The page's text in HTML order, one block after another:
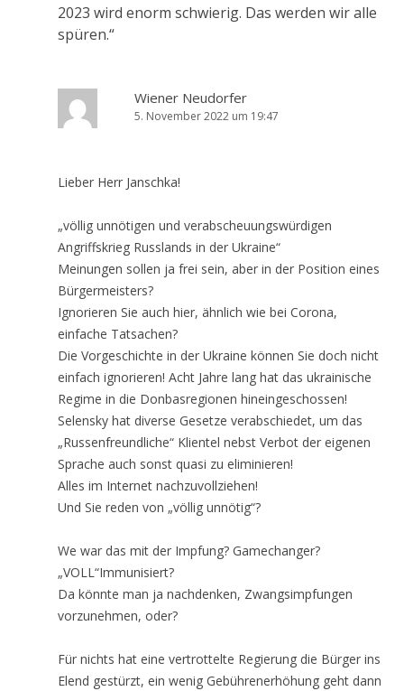
2023 wird enorm schwierig. Das werden wir alle
spüren.“
Wiener Neudorfer
5. November 2022 um 19:47
Lieber Herr Janschka!
„völlig unnötigen und verabscheuungswürdigen
Angriffskrieg Russlands in der Ukraine“
Meinungen sollen ja frei sein, aber in der Position eines
Bürgermeisters?
Ignorieren Sie auch hier, ähnlich wie bei Corona,
einfache Tatsachen?
Die Vorgeschichte in der Ukraine können Sie doch nicht
einfach ignorieren! Acht Jahre lang hat das ukrainische
Regime in die Donbasregionen hineingeschossen!
Selensky hat diverse Gesetze verabschiedet, um das
„Russenfreundliche“ Klientel nebst Verbot der eigenen
Sprache auch sonst quasi zu eliminieren!
Alles im Internet nachzuvollziehen!
Und Sie reden von „völlig unnötig“?
We war das mit der Impfung? Gamechanger?
„VOLL“Immunisiert?
Da könnte man ja nachdenken, Zwangsimpfungen
vorzunehmen, oder?
Für nichts hat eine vertrottelte Regierung die Bürger ins
Elend gestürzt, ein wenig Gebührenerhöhung geht dann